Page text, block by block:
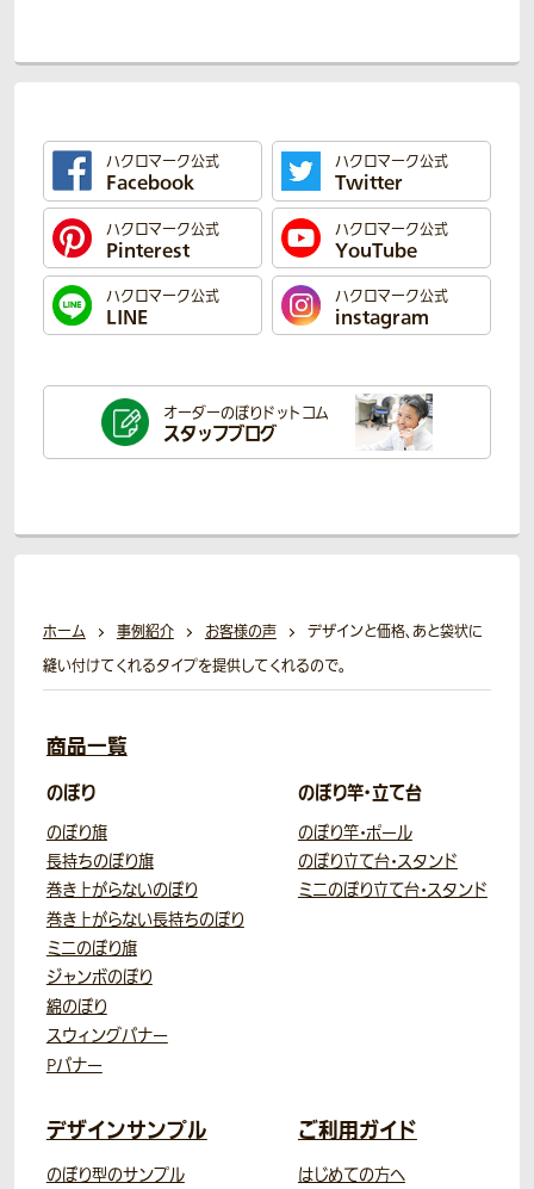
ハクロマーク公式
Facebook
ハクロマーク公式
Twitter
ハクロマーク公式
Pinterest
ハクロマーク公式
YouTube
ハクロマーク公式
LINE
ハクロマーク公式
instagram
オーダーのぼりドットコム
スタッフブログ
ホーム 事例紹介 お客様の声
デザインと価格、あと袋状に
縫い付けてくれるタイプを提供してくれるので。
商品一覧
のぼり
のぼり旗
長持ちのぼり旗
巻き上がらないのぼり
巻き上がらない長持ちのぼり
ミニのぼり旗
ジャンボのぼり
綿のぼり
スウィングバナー
Pバナー
のぼり竿・立て台
のぼり竿・ポール
のぼり立て台・スタンド
ミニのぼり立て台・スタンド
デザインサンプル
のぼり型のサンプル
ご利用ガイド
はじめての方へ